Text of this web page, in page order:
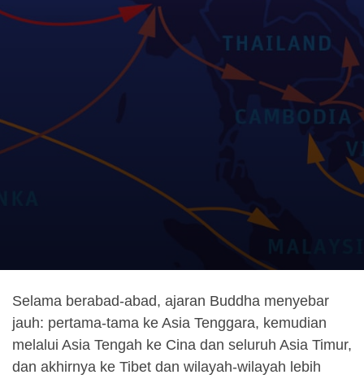
Selama berabad-abad, ajaran Buddha menyebar
jauh: pertama-tama ke Asia Tenggara, kemudian
melalui Asia Tengah ke Cina dan seluruh Asia Timur,
dan akhirnya ke Tibet dan wilayah-wilayah lebih